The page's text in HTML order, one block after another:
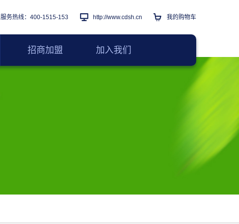
服务热线：400-1515-153 http://www.cdsh.cn 我的购物车
招商加盟 加入我们